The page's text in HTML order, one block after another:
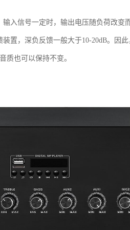
入信号一定时，输出电压随负荷改变
置，深负反馈一般大于10-20dB。因
质也可以保持不变。